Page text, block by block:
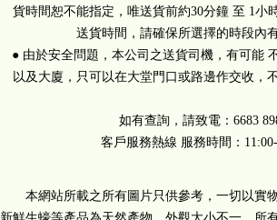
貨時間恕不能指定，唯送貨前約30分鐘 至 1小
送貨時間，請確保所選擇的時段內
● 由於安全問題，本公司之送貨司機，有可能
以及大廈，只可以在大堂門口或路邊作交收，
如有查詢，請致電：6683
客戶服務熱線 服務時間：
本網站所載之所有圖片只供參考，一切以實